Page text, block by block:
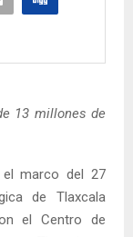
13 millones de
el marco del 27
de Tlaxcala
el Centro de